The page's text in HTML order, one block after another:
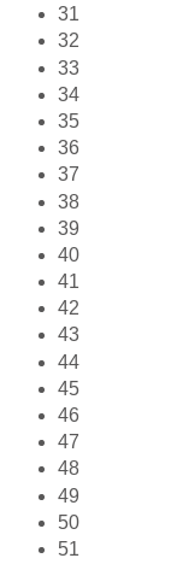
31
32
33
34
35
36
37
38
39
40
41
42
43
44
45
46
47
48
49
50
51